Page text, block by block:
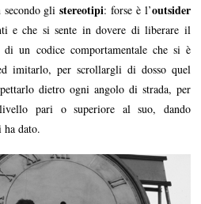
secondo glistereotipi: forse è l’outsider
e che si sente in dovere di liberare il
un codice comportamentale che si è
imitarlo, per scrollargli di dosso quel
dietro ogni angolo di strada, per
pari o superiore al suo, dando
ha dato.